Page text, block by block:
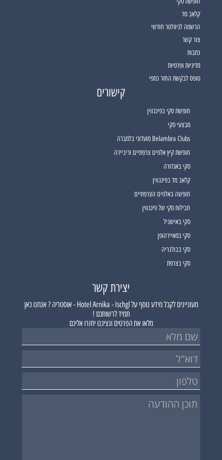
קלאב מד
הרשמה לניוזלטר חודשי
צור קשר
כתבות
מדיניות ופרטיות
טופס לבקשת החזר כספי
קישורים
חופשת סקי בפינגווין
מבצעי סקי
Belambra Clubs מועדוני בלמברה
חופשת קיץ אלפים צרפתיים וריביירה
סקי באנדורה
קלאב מד בפינגווין
חופשה באלפים הצרפתיים
חבילות סקי של פינגווין
סקי באישגיל
סקי במאיירהופן
סקי בבולגריה
סקי בצרפת
יצירת קשר
מעוניינים לקבל מידע נוסף עלHotel Arnika - Ischgl - אוסטריה ?
אנחנו כאן
תמיד לרשותכם !
מלאו את הפרטים ונציגנו יחזרו אליכם